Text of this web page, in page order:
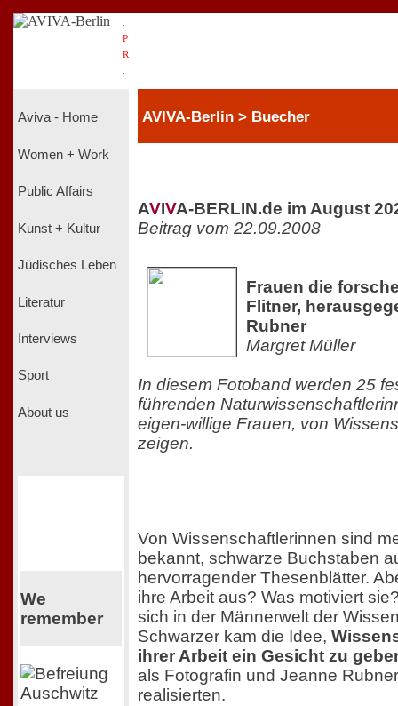
P
R
Aviva - Home
Women + Work
Public Affairs
Kunst + Kultur
Jüdisches Leben
Literatur
Interviews
Sport
About us
We
remember
AVIVA-Berlin > Buecher
AVIVA-BERLIN.de im August
Beitrag vom 22.09.2008
Frauen die
Flitner,
Rubner
Margret Müller
In diesem Fotoband werden 25
führenden
eigen-willige Frauen, von
zeigen.
Von Wissenschaftlerinnen sind
bekannt, schwarze Buchstaben
hervorragender Thesenblätter.
ihre Arbeit aus? Was motiviert
sich in der Männerwelt der
Schwarzer kam die Idee,
ihrer Arbeit ein Gesicht zu
als Fotografin und Jeanne
realisierten.